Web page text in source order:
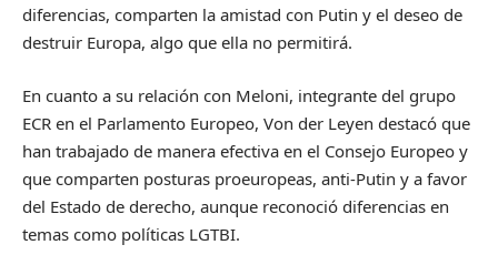
diferencias, comparten la amistad con Putin y el deseo de
destruir Europa, algo que ella no permitirá.
En cuanto a su relación con Meloni, integrante del grupo
ECR en el Parlamento Europeo, Von der Leyen destacó que
han trabajado de manera efectiva en el Consejo Europeo y
que comparten posturas proeuropeas, anti-Putin y a favor
del Estado de derecho, aunque reconoció diferencias en
temas como políticas LGTBI.